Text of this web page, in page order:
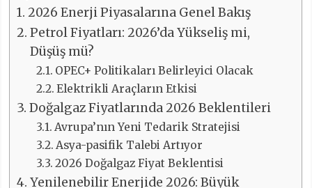
2026 Enerji Piyasalarına Genel Bakış
Petrol Fiyatları: 2026’da Yükseliş mi,
Düşüş mü?
OPEC+ Politikaları Belirleyici Olacak
Elektrikli Araçların Etkisi
Doğalgaz Fiyatlarında 2026 Beklentileri
Avrupa’nın Yeni Tedarik Stratejisi
Asya-pasifik Talebi Artıyor
2026 Doğalgaz Fiyat Beklentisi
Yenilenebilir Enerjide 2026: Büyük